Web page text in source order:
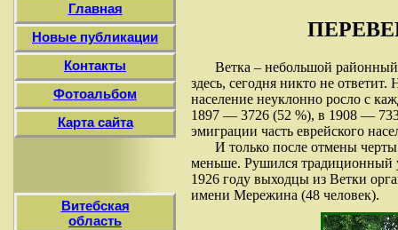
Главная
Новые публикации
Контакты
Фотоальбом
Карта сайта
Витебская
область
Ветка – небольшой
здесь, сегодня никто не
население неуклонно росло с
1897 — 3726 (52 %), в 1908 —
эмиграции часть еврейского
И только после отмены
меньше. Рушился традиционный
1926 году выходцы из Ветки
имени Мережина (48 человек).